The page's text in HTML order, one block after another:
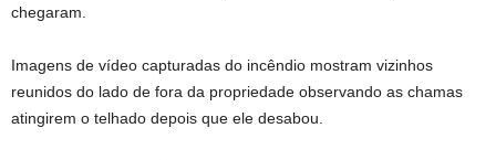
chegaram.
Imagens de vídeo capturadas do incêndio mostram vizinhos
reunidos do lado de fora da propriedade observando as chamas
atingirem o telhado depois que ele desabou.